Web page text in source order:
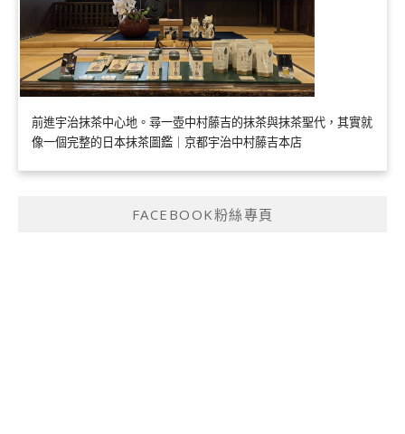
前進宇治抹茶中心地。尋一壺中村藤吉的抹茶與抹茶聖代，其實就
像一個完整的日本抹茶圖鑑｜京都宇治中村藤吉本店
FACEBOOK粉絲專頁